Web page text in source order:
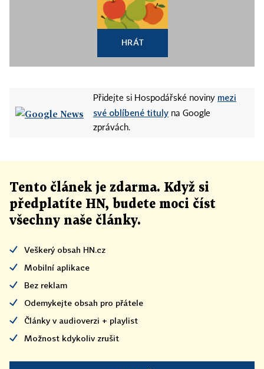
HRÁT
Přidejte si Hospodářské noviny mezi
své oblíbené tituly na Google
zprávách.
Tento článek je zdarma. Když si
předplatíte HN, budete moci číst
všechny naše články.
Veškerý obsah HN.cz
Mobilní aplikace
Bez reklam
Odemykejte obsah pro přátele
Články v audioverzi + playlist
Možnost kdykoliv zrušit